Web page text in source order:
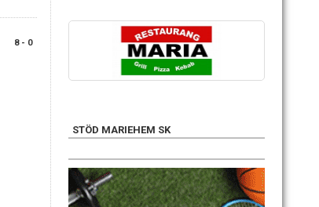
8 - 0
STÖD MARIEHEM SK